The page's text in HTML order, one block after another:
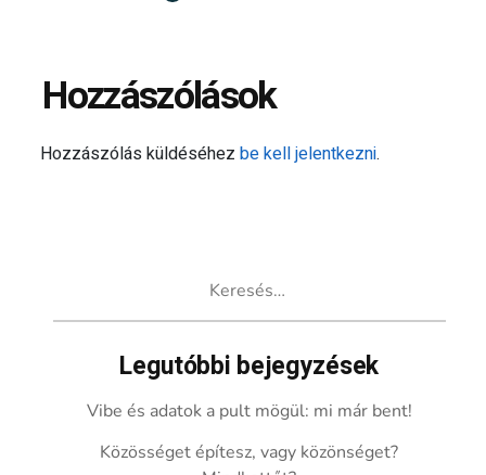
Hozzászólások
Hozzászólás küldéséhezbe kell jelentkezni.
Legutóbbi bejegyzések
Vibe és adatok a pult mögül: mi már bent!
Közösséget építesz, vagy közönséget?